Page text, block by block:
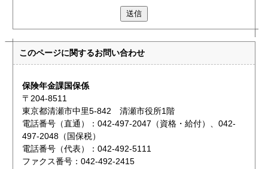
送信
このページに関するお問い合わせ
保険年金課国保係
〒204-8511
東京都清瀬市中里5-842 清瀬市役所1階
電話番号（直通）：042-497-2047（資格・給付）、042-
497-2048（国保税）
電話番号（代表）：042-492-5111
ファクス番号：042-492-2415